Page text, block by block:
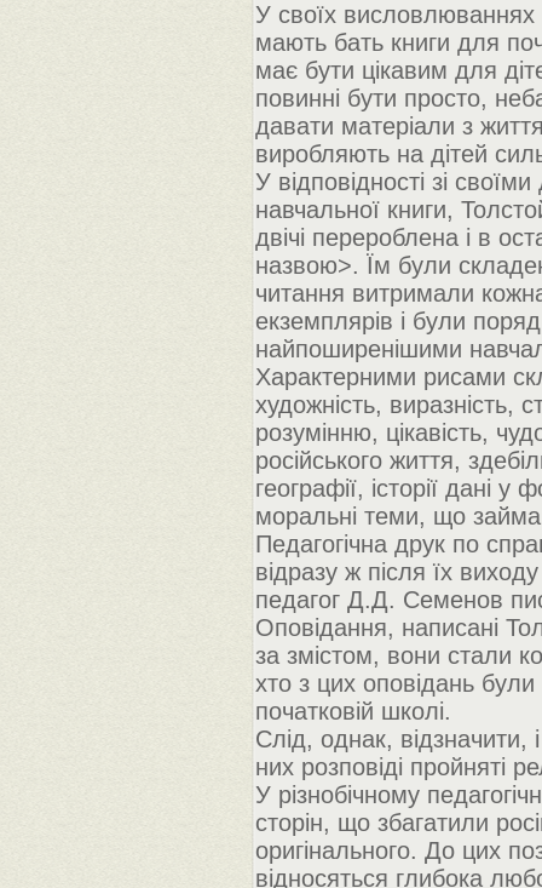
У своїх висловлюваннях
мають бать книги для
має бути цікавим для
повинні бути просто,
давати матеріали з
виробляють на дітей
У відповідності зі
навчальної книги,
двічі перероблена і в
назвою>. Їм були
читання витримали
екземплярів і були
найпоширенішими
Характерними рисами
художність, виразність,
розумінню, цікавість,
російського життя,
географії, історії дані
моральні теми, що
Педагогічна друк по
відразу ж після їх
педагог Д.Д. Семенов
Оповідання, написані
за змістом, вони стали
хто з цих оповідань
початковій школі.
Слід, однак, відзначити,
них розповіді пройняті
У різнобічному
сторін, що збагатили
оригінального. До цих
відносяться глибока